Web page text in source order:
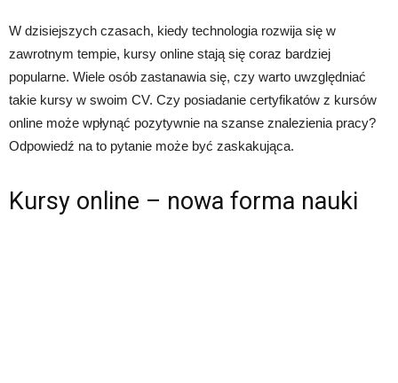
W dzisiejszych czasach, kiedy technologia rozwija się w
zawrotnym tempie, kursy online stają się coraz bardziej
popularne. Wiele osób zastanawia się, czy warto uwzględniać
takie kursy w swoim CV. Czy posiadanie certyfikatów z kursów
online może wpłynąć pozytywnie na szanse znalezienia pracy?
Odpowiedź na to pytanie może być zaskakująca.
Kursy online – nowa forma nauki